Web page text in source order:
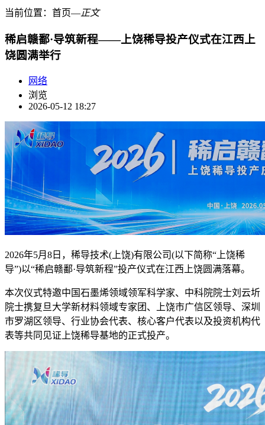
当前位置： 首页―正文
稀启赣鄱·导筑新程——上饶稀导投产仪式在江西上
饶圆满举行
网络
浏览
2026-05-12 18:27
2026年5月8日，稀导技术(上饶)有限公司(以下简称“上饶稀
导”)以“稀启赣鄱·导筑新程”投产仪式在江西上饶圆满落幕。
本次仪式特邀中国石墨烯领域领军科学家、中科院院士刘云圻
院士携复旦大学新材料领域专家团、上饶市广信区领导、深圳
市罗湖区领导、行业协会代表、核心客户代表以及投资机构代
表等共同见证上饶稀导基地的正式投产。